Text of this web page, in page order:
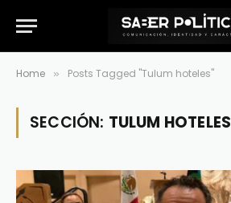
Home » Posts Tagged "Tulum hoteles"
SECCIÓN: TULUM HOTELES